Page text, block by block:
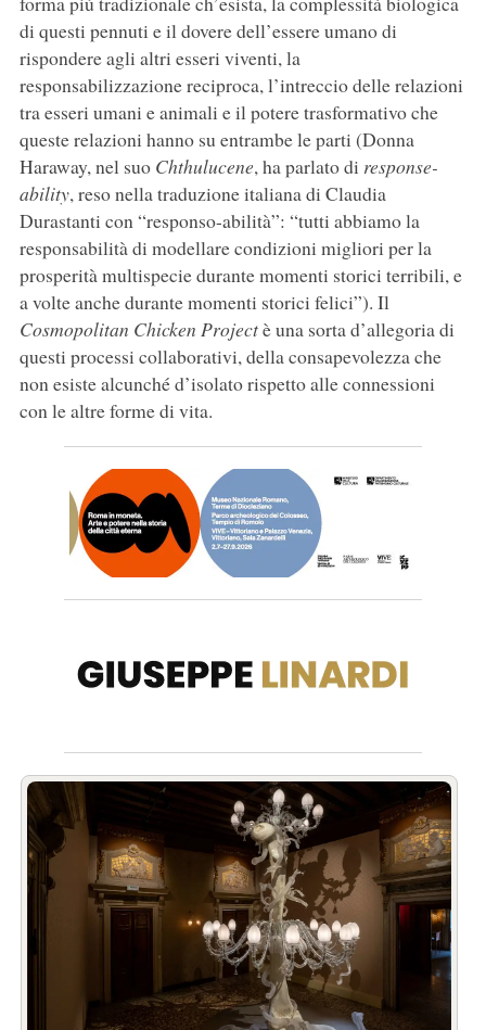
di questi pennuti e il dovere dell’essere umano di
rispondere agli altri esseri viventi, la
responsabilizzazione reciproca, l’intreccio delle relazioni
tra esseri umani e animali e il potere trasformativo che
queste relazioni hanno su entrambe le parti (Donna
Haraway, nel suo Chthulucene, ha parlato di response-
ability, reso nella traduzione italiana di Claudia
Durastanti con “responso-abilità”: “tutti abbiamo la
responsabilità di modellare condizioni migliori per la
prosperità multispecie durante momenti storici terribili, e
a volte anche durante momenti storici felici”). Il
Cosmopolitan Chicken Projectè una sorta d’allegoria di
questi processi collaborativi, della consapevolezza che
non esiste alcunché d’isolato rispetto alle connessioni
con le altre forme di vita.